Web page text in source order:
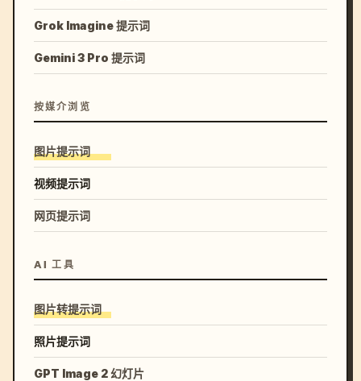
Grok Imagine 提示词
Gemini 3 Pro 提示词
按媒介浏览
图片提示词
视频提示词
网页提示词
AI 工具
图片转提示词
照片提示词
GPT Image 2 幻灯片